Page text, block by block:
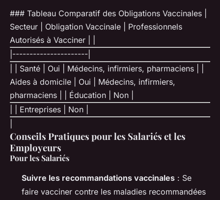
### Tableau Comparatif des Obligations Vaccinales |
Secteur | Obligation Vaccinale | Professionnels
Autorisés à Vacciner | |
|----------------------|
| | Santé | Oui | Médecins, infirmiers, pharmaciens | |
Aides à domicile | Oui | Médecins, infirmiers,
pharmaciens | | Éducation | Non |
| | Entreprises | Non |
Conseils Pratiques pour les Salariés et les
Employeurs
Pour les Salariés
Suivre les recommandations vaccinales : Se
faire vacciner contre les maladies recommandées